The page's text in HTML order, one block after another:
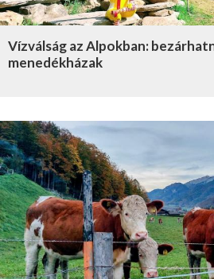
Vízválság az Alpokban:
menedékházak